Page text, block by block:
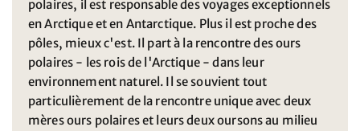
polaires, il est responsable des voyages exceptionnels
en Arctique et en Antarctique. Plus il est proche des
pôles, mieux c'est. Il part à la rencontre des ours
polaires - les rois de l'Arctique - dans leur
environnement naturel. Il se souvient tout
particulièrement de la rencontre unique avec deux
mères ours polaires et leurs deux oursons au milieu